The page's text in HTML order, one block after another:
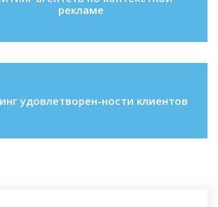
рекламе
удовлетворен-ности клиентов